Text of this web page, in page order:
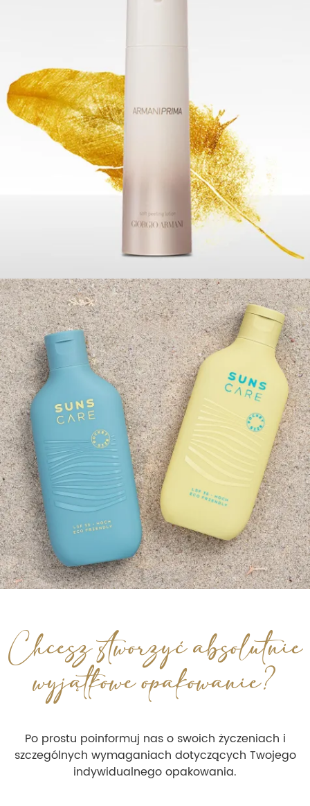
Chcesz stworzyć absolutnie
wyjątkowe opakowanie?
Po prostu poinformuj nas o swoich życzeniach i
szczególnych wymaganiach dotyczących Twojego
indywidualnego opakowania.